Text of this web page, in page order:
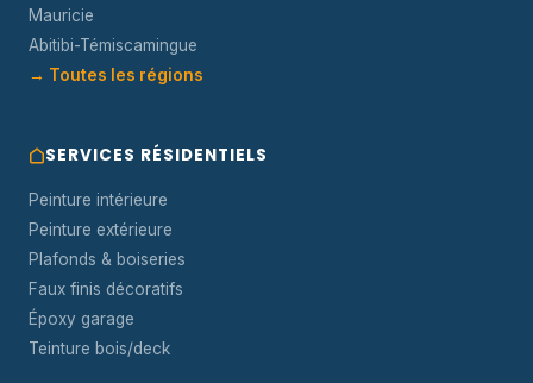
Mauricie
Abitibi-Témiscamingue
→ Toutes les régions
SERVICES RÉSIDENTIELS
Peinture intérieure
Peinture extérieure
Plafonds & boiseries
Faux finis décoratifs
Époxy garage
Teinture bois/deck